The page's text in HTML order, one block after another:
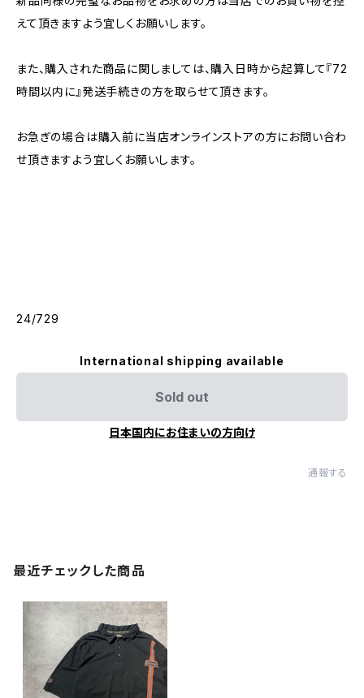
えて頂きますよう宜しくお願いします。
また、購入された商品に関しましては、購入日時から起算して『72
時間以内に』発送手続きの方を取らせて頂きます。
お急ぎの場合は購入前に当店オンラインストアの方にお問い合わ
せ頂きますよう宜しくお願いします。
24/729
International shipping available
Sold out
日本国内にお住まいの方向け
通報する
最近チェックした商品